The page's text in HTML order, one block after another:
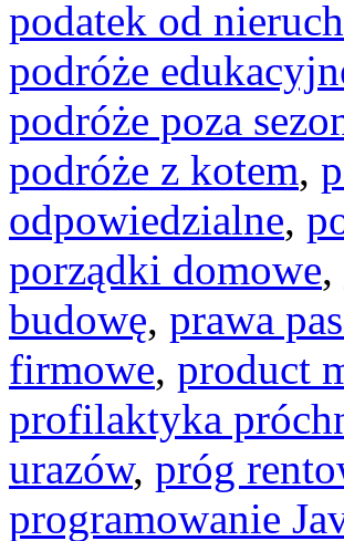
podatek od
podróże
podróże poza
podróże z kotem,
odpowiedzialne,
porządki domowe,
budowę, prawa
firmowe, product
profilaktyka
urazów, próg
programowanie